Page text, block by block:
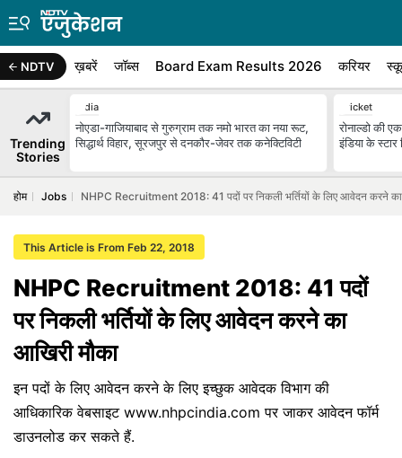
NDTV ख़बरें जॉब्स Board Exam Results 2026 करियर
Trending
Stories
India
नोएडा-गाजियाबाद से गुरुग्राम तक नमो भारत का नया रूट,
सिद्धार्थ विहार, सूरजपुर से दनकौर-जेवर तक कनेक्टिविटी
Cricket
रोनाल्डो की
इंडिया के स्टार
होम Jobs NHPC Recruitment 2018: 41 पदों पर निकली भर्तियों के लिए आवेदन करने का
This Article is From Feb 22, 2018
NHPC Recruitment 2018: 41 पदों
पर निकली भर्तियों के लिए आवेदन करने का
आखिरी मौका
इन पदों के लिए आवेदन करने के लिए इच्छुक आवेदक विभाग की
आधिकारिक वेबसाइट www.nhpcindia.com पर जाकर आवेदन फॉर्म
डाउनलोड कर सकते हैं.